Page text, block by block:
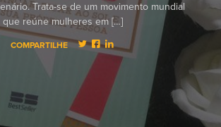
Trata-se de um movimento mundial
que reúne mulheres em […]
COMPARTILHE